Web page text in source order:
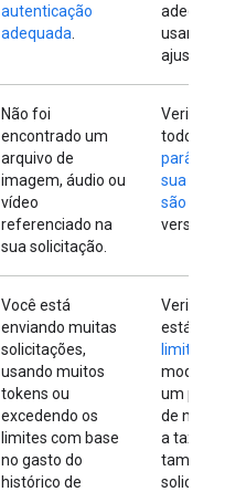
autenticação
adequada
adequada
usar modelos
ajustados.
Não foi
encontrado um
arquivo de
imagem, áudio ou
vídeo
referenciado na
sua solicitação.
Verifique se
todos os
parâmetros
sua
são válidos
versão da
Você está
enviando muitas
solicitações,
usando muitos
tokens ou
excedendo os
limites com base
no gasto do
histórico de
Verifique se
está dentro
limites de
modelo.
um pouco e
de novo.
a taxa ou o
tamanho das
solicitações.